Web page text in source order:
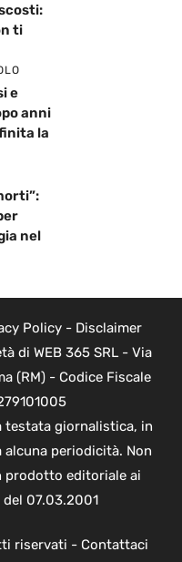
ti
e
anni
la
nel
Policy- Disclaimer
di WEB 365 SRL - Via
(RM) - Codice Fiscale
giornalistica, in
periodicità. Non
prodotto editoriale ai
07.03.2001
riservati - Contattaci